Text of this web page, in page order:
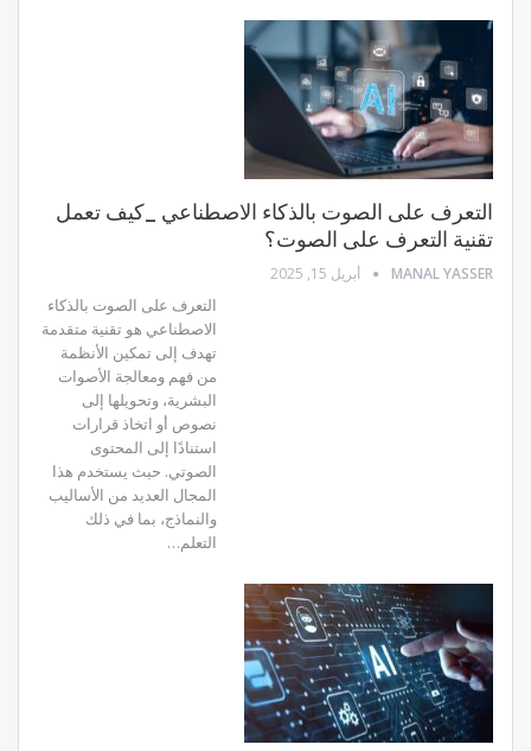
التعرف على الصوت بالذكاء الاصطناعي _كيف تعمل
تقنية التعرف على الصوت؟
MANAL YASSER أبريل 15, 2025
التعرف على الصوت بالذكاء
الاصطناعي هو تقنية متقدمة
تهدف إلى تمكين الأنظمة
من فهم ومعالجة الأصوات
البشرية، وتحويلها إلى
نصوص أو اتخاذ قرارات
استنادًا إلى المحتوى
الصوتي. حيث يستخدم هذا
المجال العديد من الأساليب
والنماذج، بما في ذلك
التعلم…